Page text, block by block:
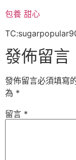
包養 甜心
發佈留言
發佈留言必須填寫
為 *
留言 *